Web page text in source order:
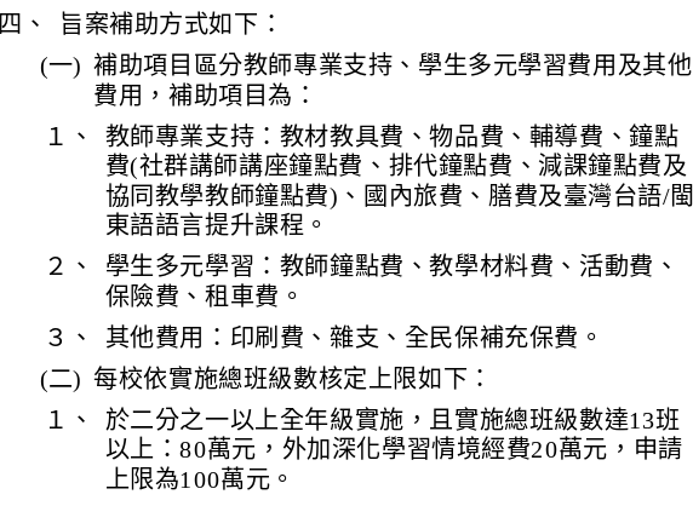
四、
旨案補助方式如下：
(一) 補助項目區分教師專業支持、學生多元學習費用及其他
費用，補助項目為：
１、
教師專業支持：教材教具費、物品費、輔導費、鐘點
費(社群講師講座鐘點費、排代鐘點費、減課鐘點費及
協同教學教師鐘點費)、國內旅費、膳費及臺灣台語/閩
東語語言提升課程。
２、
學生多元學習：教師鐘點費、教學材料費、活動費、
保險費、租車費。
３、
其他費用：印刷費、雜支、全民保補充保費。
(二) 每校依實施總班級數核定上限如下：
１、
於二分之一以上全年級實施，且實施總班級數達13班
以上：80萬元，外加深化學習情境經費20萬元，申請
上限為100萬元。